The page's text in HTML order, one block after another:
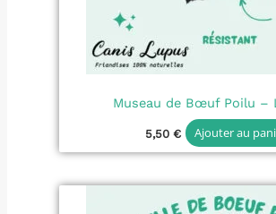
Museau de Bœuf Poilu –
5,50€ Ajouter au